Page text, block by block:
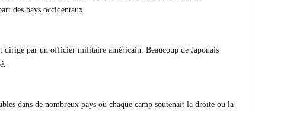
des pays occidentaux.
par un officier militaire américain. Beaucoup de Japonais
dans de nombreux pays où chaque camp soutenait la droite ou la